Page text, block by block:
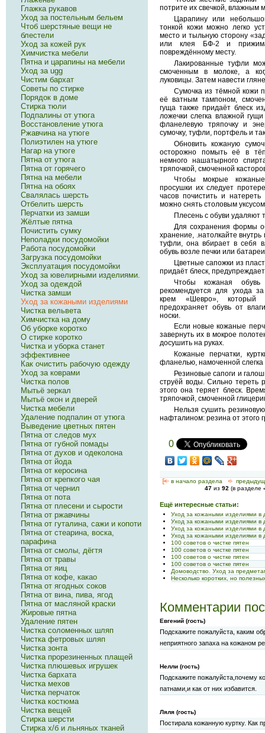
потрите их свечкой, влажным
Царапину или
тонкой кожи можно легко
место и тыльную сторону
или клея БФ-2 и
повреждённому месту.
Лакированные туфли
смоченным в молоке, а
луковицы. Затем навести
Сумочка из тёмной кожи
её ватным тампоном,
гуща также придаёт блеск
ложечки слегка влажной
фланелевую тряпочку и
сумочку, туфли, портфель и
Обновить кожаную
осторожно помыть её в
немного нашатырного
тряпочкой, смоченной
Чтобы мокрые
просушки их следует
часов почистить и
можно снять столовым
Плесень с обуви
Для сохранения формы
хранение, .натолкайте
туфли, она вбирает в себя
обувь возле печки или
Цветные сапожки из
придаёт блеск,
Чтобы кожаная
рекомендуется для ухода
крем «Шевро», который
предохраняет обувь от
носки.
Если новые кожаные
завернуть их в мокрое
досушить на руках.
Кожаные перчатки,
фланелью, намоченной
Резиновые сапоги и
струёй воды. Сильно тереть
этого она теряет блеск.
тряпочкой, смоченной
Нельзя сушить
нафталином: резина от этого
0
[<— в начало раздела <-
47из 92 (в разделе
Ещё интересные статьи:
Уход за кожаными изделиями в
Уход за кожаными изделиями в
Уход за кожаными изделиями в
Уход за кожаными изделиями в
100 советов о чистке пятен
100 советов о чистке пятен
100 советов о чистке пятен
100 советов о чистке пятен
Домоводство. Уход за
Несколько коротких, но
Комментарии
Евгений (гость)
Подскажите пожалуйста, каким
неприятного запаха на кожаном
Нелли (гость)
Подскажите пожалуйста,почему
патнами,и как от них избавится.
Ляля (гость)
Постирала кожанную куртку. Как
Глажка рукавов
Уход за постельным бельем
Чтоб шерстяные вещи не
блестели
Уход за кожей рук
Химчистка мебели
Пятна и царапины на мебели
Уход за ugg
Чистим бархат
Советы по стирке
Порядок в доме
Стирка тюли
Подпалины от утюга
Восстановление утюга
Ржавчина на утюге
Полиэтилен на утюге
Нагар на утюге
Пятна от утюга
Пятна от горячего
Пятна на мебели
Пятна на обоях
Свалялась шерсть
Отбелить шерсть
Перчатки из замши
Жёлтые пятна
Почистить сумку
Неполадки посудомойки
Работа посудомойки
Загрузка посудомойки
Эксплуатация посудомойки
Уход за ювелирными изделиями.
Уход за одеждой
Чистка замши
Уход за кожаными изделиями
Чистка вельвета
Химчистка на дому
Об уборке коротко
О стирке коротко
Чистка и уборка станет
эффективнее
Как очистить рабочую одежду
Уход за коврами
Чистка полов
Мытьё зеркал
Мытьё окон и дверей
Чистка мебели
Удаление подпалин от утюга
Выведение цветных пятен
Пятна от следов мух
Пятна от губной помады
Пятна от духов и одеколона
Пятна от йода
Пятна от керосина
Пятна от крепкого чая
Пятна от чернил
Пятна от пота
Пятна от плесени и сырости
Пятна от ржавчины
Пятна от гуталина, сажи и копоти
Пятна от стеарина, воска,
парафина
Пятна от смолы, дёгтя
Пятна от травы
Пятна от яиц
Пятна от кофе, какао
Пятна от ягодных соков
Пятна от вина, пива, ягод
Пятна от масляной краски
Жировые пятна
Удаление пятен
Чистка соломенных шляп
Чистка фетровых шляп
Чистка зонта
Чистка прорезиненных плащей
Чистка плюшевых игрушек
Чистка бархата
Чистка мехов
Чистка перчаток
Чистка костюма
Чистка вещей
Стирка шерсти
Стирка х/б и льняных тканей